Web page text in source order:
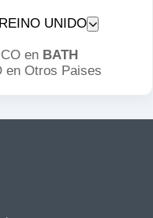
UNIDO
en BATH
en Otros Paises